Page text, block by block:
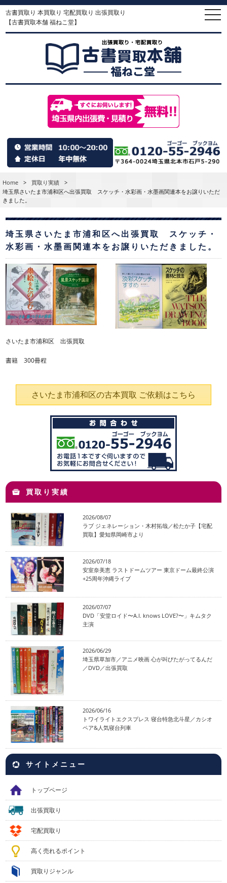
古書買取り 本買取り 宅配買取り 出張買取り
【古書買取本舗 福ねこ堂】
Home > 買取り実績
>
埼玉県さいたま市浦和区へ出張買取 スケッチ・水彩画・水墨画関連本をお譲りいただ
きました。
埼玉県さいたま市浦和区へ出張買取 スケッチ・
水彩画・水墨画関連本をお譲りいただきました。
さいたま市浦和区 出張買取
書籍 300冊程
さいたま市浦和区の古本買取 ご依頼はこちら
買取り実績
2026/08/07
ラブ ジェネレーション・木村拓哉／松たか子【宅配
買取】愛知県岡崎市より
2026/07/18
安室奈美恵 ラストドームツアー 東京ドーム最終公演
+25周年沖縄ライブ
2026/07/07
DVD「安堂ロイド〜A.I. knows LOVE?〜」キムタク
主演
2026/06/29
埼玉県草加市／アニメ映画 心が叫びたがってるんだ
／DVD／出張買取
2026/06/16
トワイライトエクスプレス 寝台特急北斗星／カシオ
ペア&人気寝台列車
サイトメニュー
トップページ
出張買取り
宅配買取り
高く売れるポイント
買取りジャンル